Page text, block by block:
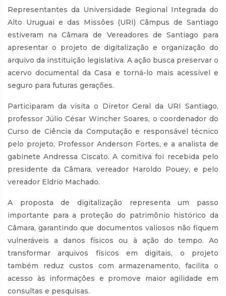
Representantes da Universidade Regional Integrada do
Alto Uruguai e das Missões (URI) Câmpus de Santiago
estiveram na Câmara de Vereadores de Santiago para
apresentar o projeto de digitalização e organização do
arquivo da instituição legislativa. A ação busca preservar o
acervo documental da Casa e torná-lo mais acessível e
seguro para futuras gerações.
Participaram da visita o Diretor Geral da URI Santiago,
professor Júlio César Wincher Soares, o coordenador do
Curso de Ciência da Computação e responsável técnico
pelo projeto, Professor Anderson Fortes, e a analista de
gabinete Andressa Ciscato. A comitiva foi recebida pelo
presidente da Câmara, vereador Haroldo Pouey, e pelo
vereador Eldrio Machado.
A proposta de digitalização representa um passo
importante para a proteção do patrimônio histórico da
Câmara, garantindo que documentos valiosos não fiquem
vulneráveis a danos físicos ou à ação do tempo. Ao
transformar arquivos físicos em digitais, o projeto
também reduz custos com armazenamento, facilita o
acesso às informações e promove maior agilidade em
consultas e pesquisas.